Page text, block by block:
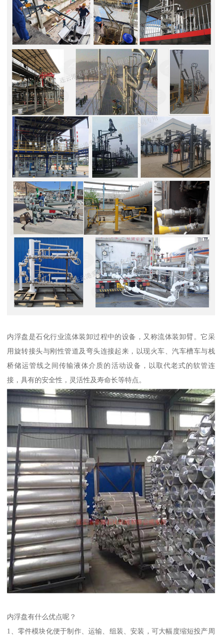
内浮盘是石化行业流体装卸过程中的设备，又称流体装卸臂。它采
用旋转接头与刚性管道及弯头连接起来，以现火车、汽车槽车与栈
桥储运管线之间传输液体介质的活动设备，以取代老式的软管连
接，具有的安全性，灵活性及寿命长等特点。
内浮盘有什么优点呢？
1、零件模块化便于制作、运输、组装、安装，可大幅度缩短投产周